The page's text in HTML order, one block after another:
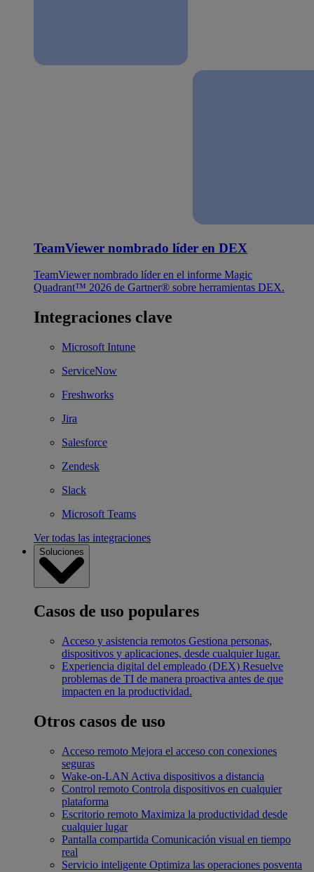
TeamViewer nombrado líder en DEX
TeamViewer nombrado líder en el informe Magic
Quadrant™ 2026 de Gartner® sobre herramientas DEX.
Integraciones clave
Microsoft Intune
ServiceNow
Freshworks
Jira
Salesforce
Zendesk
Slack
Microsoft Teams
Ver todas las integraciones
Soluciones
Casos de uso populares
Acceso y asistencia remotos Gestiona personas,
dispositivos y aplicaciones, desde cualquier lugar.
Experiencia digital del empleado (DEX) Resuelve
problemas de TI de manera proactiva antes de que
impacten en la productividad.
Otros casos de uso
Acceso remoto Mejora el acceso con conexiones
seguras
Wake-on-LAN Activa dispositivos a distancia
Control remoto Controla dispositivos en cualquier
plataforma
Escritorio remoto Maximiza la productividad desde
cualquier lugar
Pantalla compartida Comunicación visual en tiempo
real
Servicio inteligente Optimiza las operaciones posventa